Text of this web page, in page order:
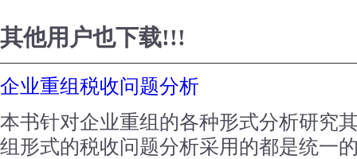
其他用户也下载!!!
企业重组税收问题分析
本书针对企业重组的各种形式分析研究
组形式的税收问题分析采用的都是统一